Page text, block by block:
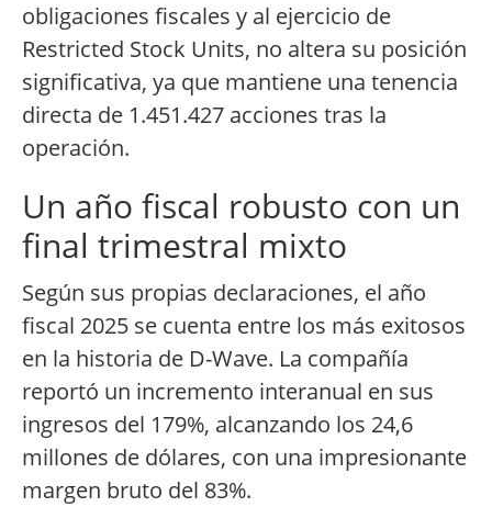
obligaciones fiscales y al ejercicio de
Restricted Stock Units, no altera su posición
significativa, ya que mantiene una tenencia
directa de 1.451.427 acciones tras la
operación.
Un año fiscal robusto con un
final trimestral mixto
Según sus propias declaraciones, el año
fiscal 2025 se cuenta entre los más exitosos
en la historia de D-Wave. La compañía
reportó un incremento interanual en sus
ingresos del 179%, alcanzando los 24,6
millones de dólares, con una impresionante
margen bruto del 83%.